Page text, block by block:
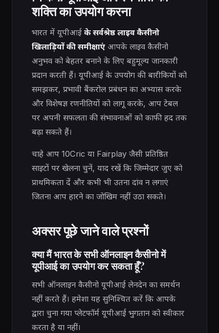
शक्ति का उपयोग करना
भारत में यूपीआई के सर्वश्रेष्ठ लाइव कैसीनो
खिलाड़ियों की समीक्षाएं आपके लाइव कैसीनो
अनुभव को बेहतर बनाने के लिए बहुमूल्य जानकारी
प्रदान करती हैं। यूपीआई के उपयोग की बारीकियों को
समझकर, प्रभावी बैंकरोल प्रबंधन का अभ्यास करके
और विशेषज्ञ रणनीतियों को लागू करके, आप टेबल
पर अपनी सफलता की संभावनाओं को काफी हद तक
बढ़ा सकते हैं।
चाहे आप 10Cric या Fairplay जैसी प्रतिष्ठित
साइटों पर खेलना चुनें, याद रखें कि जिम्मेदार जुए को
प्राथमिकता दें और कभी भी उतना दांव न लगाएं
जितना आप हारने का जोखिम नहीं उठा सकते।
अक्सर पूछे जाने वाले प्रश्नों
क्या मैं भारत के सभी ऑनलाइन कैसीनो में
यूपीआई का उपयोग कर सकता हूँ?
सभी ऑनलाइन कैसीनो यूपीआई लेनदेन का समर्थन
नहीं करते हैं। हमेशा यह सुनिश्चित करें कि आपके
द्वारा चुना गया प्लेटफॉर्म यूपीआई भुगतान को स्वीकार
करता है या नहीं।